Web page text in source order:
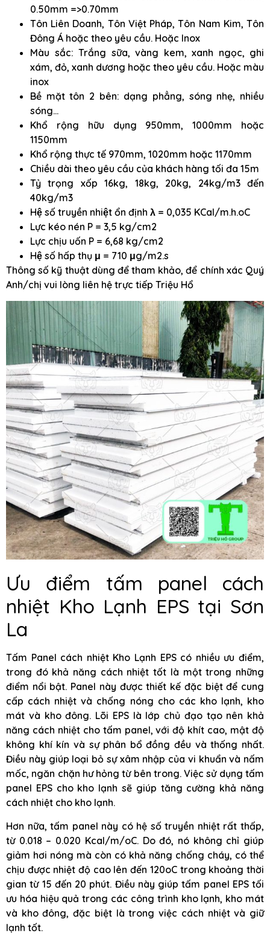
0.50mm =>0.70mm
Tôn Liên Doanh, Tôn Việt Pháp, Tôn Nam Kim, Tôn
Đông Á hoặc theo yêu cầu. Hoặc Inox
Màu sắc: Trắng sữa, vàng kem, xanh ngọc, ghi
xám, đỏ, xanh dương hoặc theo yêu cầu. Hoặc màu
inox
Bề mặt tôn 2 bên: dạng phẳng, sóng nhẹ, nhiều
sóng…
Khổ rộng hữu dụng 950mm, 1000mm hoặc
1150mm
Khổ rộng thực tế 970mm, 1020mm hoặc 1170mm
Chiều dài theo yêu cầu của khách hàng tối đa 15m
Tỷ trọng xốp 16kg, 18kg, 20kg, 24kg/m3 đến
40kg/m3
Hệ số truyền nhiệt ổn định λ = 0,035 KCal/m.h.oC
Lực kéo nén P = 3,5 kg/cm2
Lực chịu uốn P = 6,68 kg/cm2
Hệ số hấp thụ μ = 710 μg/m2.s
Thông số kỹ thuật dùng để tham khảo, để chính xác Quý
Anh/chị vui lòng liên hệ trực tiếp Triệu Hổ
Ưu điểm tấm panel cách
nhiệt Kho Lạnh EPS tại Sơn
La
Tấm Panel cách nhiệt Kho Lạnh EPS có nhiều ưu điểm,
trong đó khả năng cách nhiệt tốt là một trong những
điểm nổi bật. Panel này được thiết kế đặc biệt để cung
cấp cách nhiệt và chống nóng cho các kho lạnh, kho
mát và kho đông. Lõi EPS là lớp chủ đạo tạo nên khả
năng cách nhiệt cho tấm panel, với độ khít cao, mật độ
không khí kín và sự phân bổ đồng đều và thống nhất.
Điều này giúp loại bỏ sự xâm nhập của vi khuẩn và nấm
mốc, ngăn chặn hư hỏng từ bên trong. Việc sử dụng tấm
panel EPS cho kho lạnh sẽ giúp tăng cường khả năng
cách nhiệt cho kho lạnh.
Hơn nữa, tấm panel này có hệ số truyền nhiệt rất thấp,
từ 0.018 – 0.020 Kcal/m/oC. Do đó, nó không chỉ giúp
giảm hơi nóng mà còn có khả năng chống cháy, có thể
chịu được nhiệt độ cao lên đến 120oC trong khoảng thời
gian từ 15 đến 20 phút. Điều này giúp tấm panel EPS tối
ưu hóa hiệu quả trong các công trình kho lạnh, kho mát
và kho đông, đặc biệt là trong việc cách nhiệt và giữ
lạnh tốt.